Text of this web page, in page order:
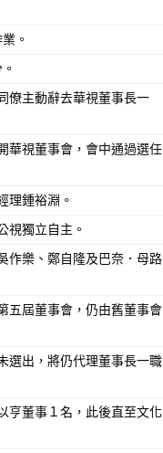
。
僚主動辭去華視董事長一
華視董事會，會中通過選任
理鍾裕淵。
視獨立自主。
作樂、鄭自隆及巴奈．母路
五屆董事會，仍由舊董事會
選出，將仍代理董事長一職
亨董事１名，此後直至文化